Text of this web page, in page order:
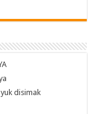
disimak